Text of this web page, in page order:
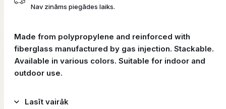
Nav zināms piegādes laiks.
Made from polypropylene and reinforced with
fiberglass manufactured by gas injection. Stackable.
Available in various colors. Suitable for indoor and
outdoor use.
Lasīt vairāk